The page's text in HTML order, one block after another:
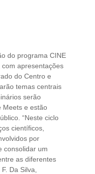
do programa CINE
apresentações
do Centro e
temas centrais
serão
Meets e estão
“Neste ciclo
científicos,
por
consolidar um
as diferentes
Da Silva,